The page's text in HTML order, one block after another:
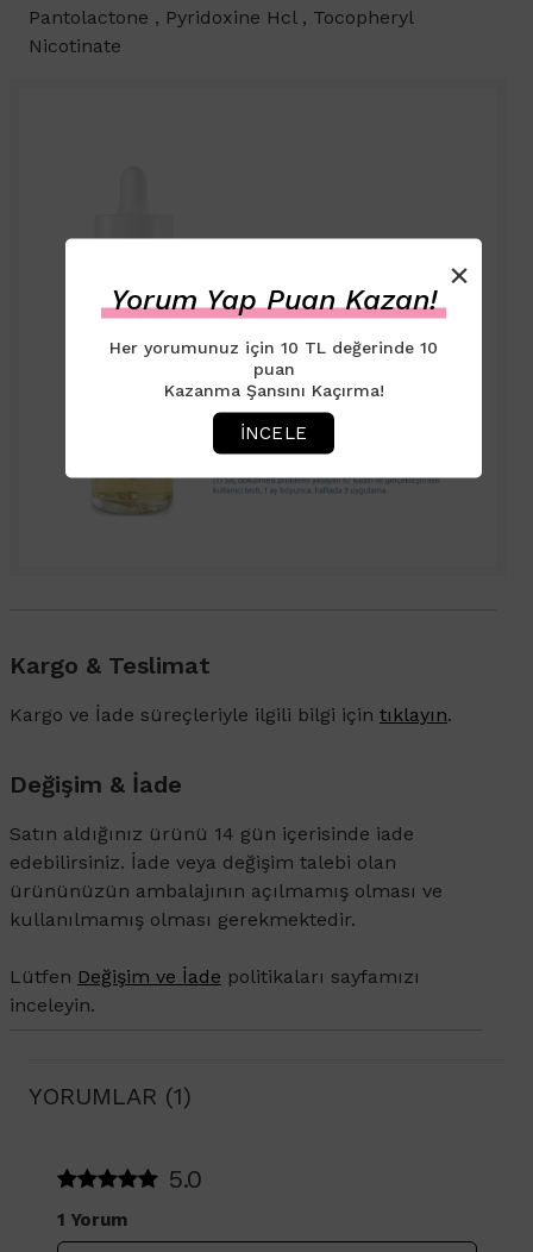
Pantolactone , Pyridoxine Hcl , Tocopheryl
Nicotinate
Kargo & Teslimat
Kargo ve İade süreçleriyle ilgili bilgi için tıklayın.
Değişim & İade
Satın aldığınız ürünü 14 gün içerisinde iade
edebilirsiniz. İade veya değişim talebi olan
ürününüzün ambalajının açılmamış olması ve
kullanılmamış olması gerekmektedir.
Lütfen Değişim ve İade politikaları sayfamızı
inceleyin.
YORUMLAR (1)
5.0
1 Yorum
×
Yorum Yap Puan Kazan!
Her yorumunuz için 10 TL değerinde 10
puan
Kazanma Şansını Kaçırma!
İNCELE